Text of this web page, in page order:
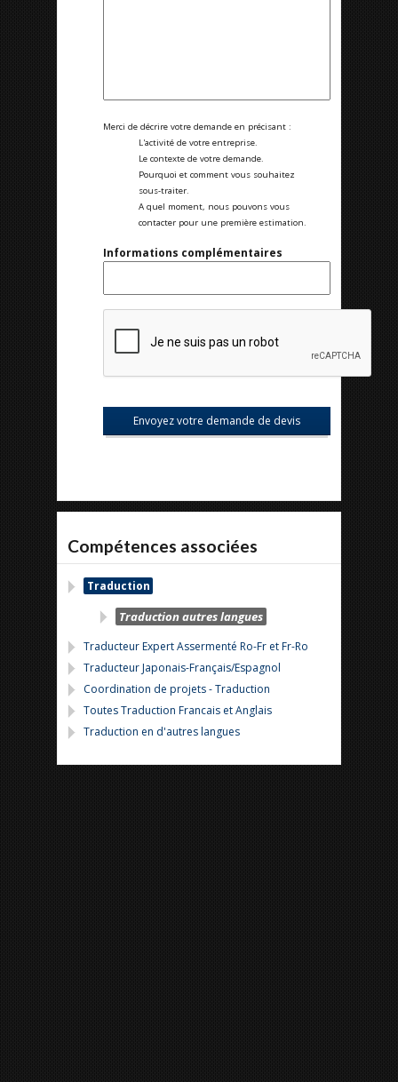
Merci de décrire votre demande en précisant :
L'activité de votre entreprise.
Le contexte de votre demande.
Pourquoi et comment vous souhaitez
sous-traiter.
A quel moment, nous pouvons vous
contacter pour une première estimation.
Informations complémentaires
Compétences associées
Traduction
Traduction autres langues
Traducteur Expert Assermenté Ro-Fr et Fr-Ro
Traducteur Japonais-Français/Espagnol
Coordination de projets - Traduction
Toutes Traduction Francais et Anglais
Traduction en d'autres langues